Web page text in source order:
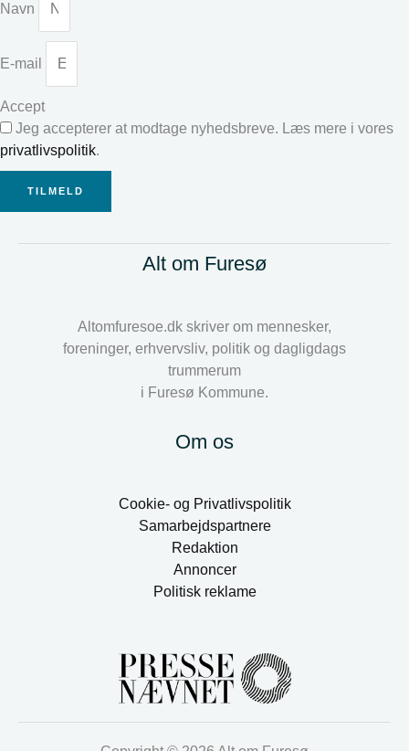
Navn
E-mail
Accept
Jeg accepterer at modtage nyhedsbreve. Læs mere i vores
privatlivspolitik.
TILMELD
Alt om Furesø
Altomfuresoe.dk skriver om mennesker,
foreninger, erhvervsliv, politik og dagligdags
trummerum
i Furesø Kommune.
Om os
Cookie- og Privatlivspolitik
Samarbejdspartnere
Redaktion
Annoncer
Politisk reklame